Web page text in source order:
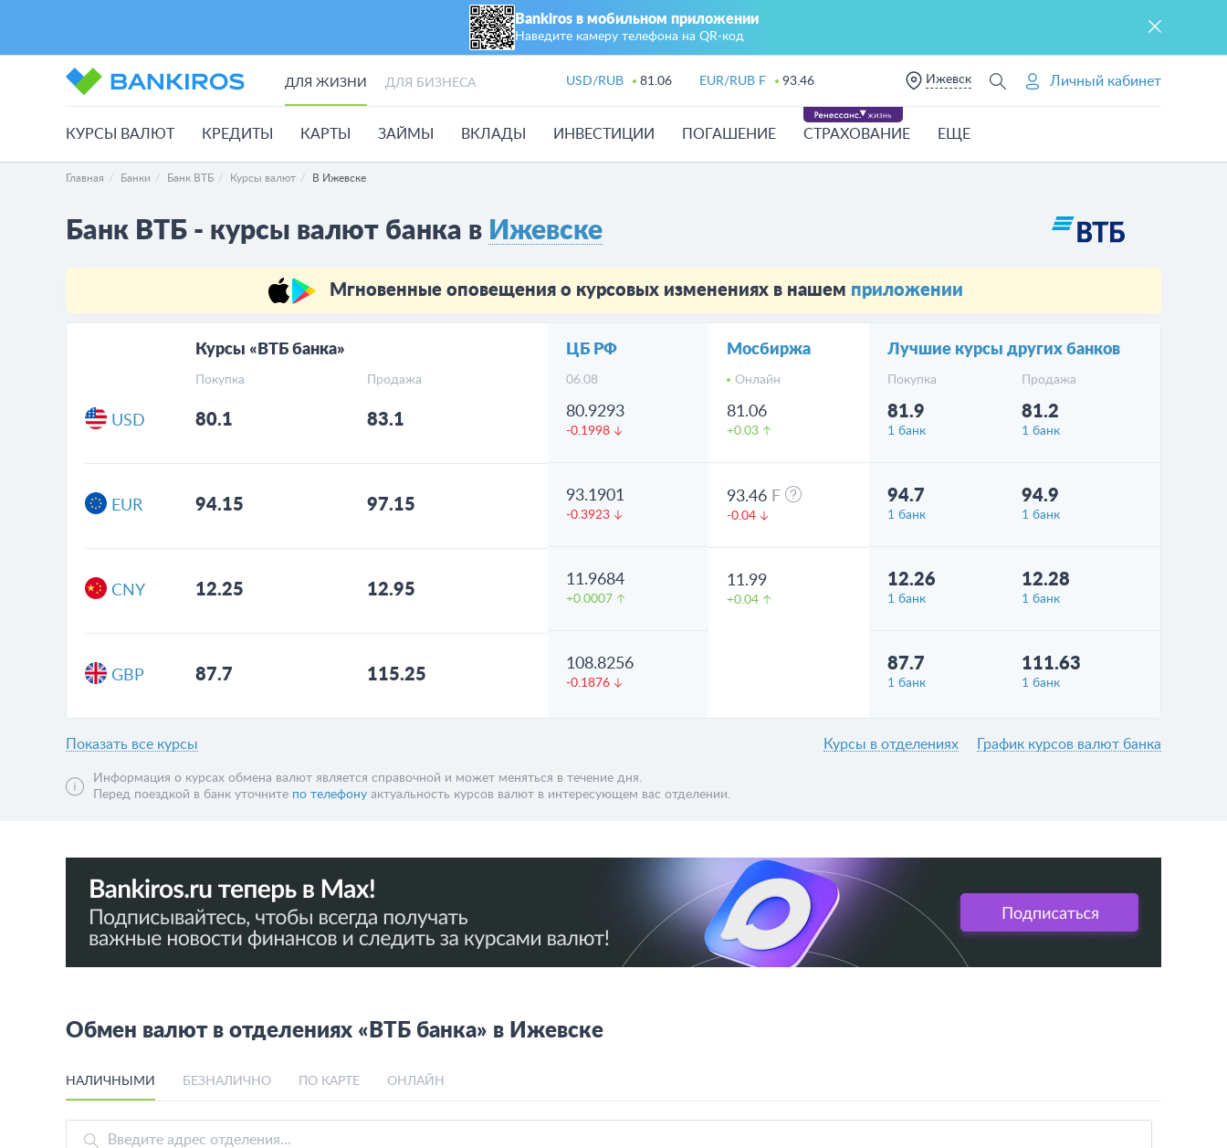
Bankiros в мобильном приложении
Наведите камеру телефона на QR‑код
ДЛЯ ЖИЗНИ ДЛЯ БИЗНЕСА USD/RUB 81.06 EUR/RUB F 93.46 Ижевск Личный кабинет
КУРСЫ ВАЛЮТ КРЕДИТЫ КАРТЫ ЗАЙМЫ ВКЛАДЫ ИНВЕСТИЦИИ ПОГАШЕНИЕ СТРАХОВАНИЕ ЕЩЕ
Главная Банки Банк ВТБ Курсы валют В Ижевске
Банк ВТБ - курсы валют банка в Ижевске
Мгновенные оповещения о курсовых изменениях в нашем приложении
Курсы «ВТБ банка»
Покупка Продажа
USD 80.1 83.1
EUR 94.15 97.15
CNY 12.25 12.95
GBP 87.7 115.25
ЦБ РФ
06.08
80.9293
-0.1998
93.1901
-0.3923
11.9684
+0.0007
108.8256
-0.1876
Мосбиржа
Онлайн
81.06
+0.03
93.46 F
-0.04
11.99
+0.04
Лучшие курсы других банков
Покупка Продажа
81.9
1 банк
81.2
1 банк
94.7
1 банк
94.9
1 банк
12.26
1 банк
12.28
1 банк
87.7
1 банк
111.63
1 банк
Показать все курсы Курсы в отделениях График курсов валют банка
Информация о курсах обмена валют является справочной и может меняться в течение дня.
Перед поездкой в банк уточните по телефону актуальность курсов валют в интересующем вас отделении.
Обмен валют в отделениях «ВТБ банка» в Ижевске
НАЛИЧНЫМИ БЕЗНАЛИЧНО ПО КАРТЕ ОНЛАЙН